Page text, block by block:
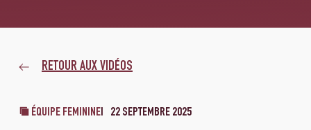
RETOUR AUX VIDÉOS
ÉQUIPE FEMININE 22 SEPTEMBRE 2025